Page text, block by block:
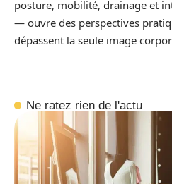
posture, mobilité, drainage et
— ouvre des perspectives
dépassent la seule image
Ne ratez rien de l'actu